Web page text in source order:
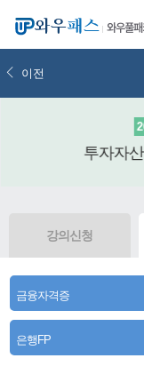
와우풀
이전
투자자
강의신청
금융자격증
은행FP